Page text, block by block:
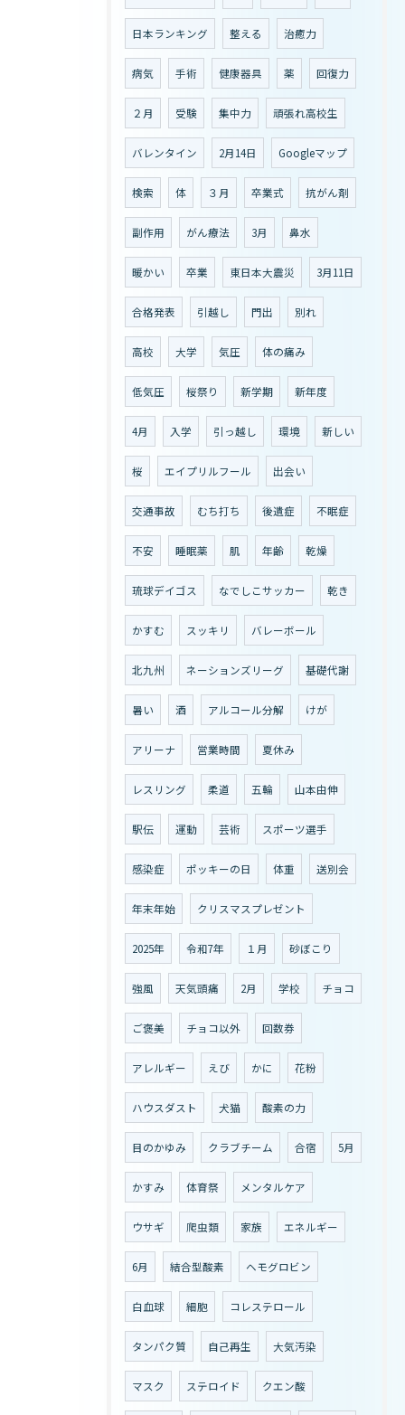
日本ランキング 整える 治癒力
病気 手術 健康器具 薬 回復力
２月 受験 集中力 頑張れ高校生
バレンタイン 2月14日 Googleマップ
検索 体 ３月 卒業式 抗がん剤
副作用 がん療法 3月 鼻水
暖かい 卒業 東日本大震災 3月11日
合格発表 引越し 門出 別れ
高校 大学 気圧 体の痛み
低気圧 桜祭り 新学期 新年度
4月 入学 引っ越し 環境 新しい
桜 エイプリルフール 出会い
交通事故 むち打ち 後遺症 不眠症
不安 睡眠薬 肌 年齢 乾燥
琉球デイゴス なでしこサッカー 乾き
かすむ スッキリ バレーボール
北九州 ネーションズリーグ 基礎代謝
暑い 酒 アルコール分解 けが
アリーナ 営業時間 夏休み
レスリング 柔道 五輪 山本由伸
駅伝 運動 芸術 スポーツ選手
感染症 ポッキーの日 体重 送別会
年末年始 クリスマスプレゼント
2025年 令和7年 １月 砂ぼこり
強風 天気頭痛 2月 学校 チョコ
ご褒美 チョコ以外 回数券
アレルギー えび かに 花粉
ハウスダスト 犬猫 酸素の力
目のかゆみ クラブチーム 合宿 5月
かすみ 体育祭 メンタルケア
ウサギ 爬虫類 家族 エネルギー
6月 結合型酸素 ヘモグロビン
白血球 細胞 コレステロール
タンパク質 自己再生 大気汚染
マスク ステロイド クエン酸